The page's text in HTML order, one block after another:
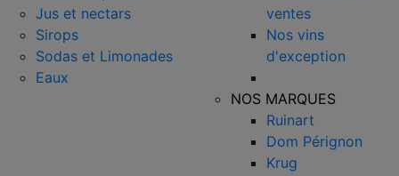
Jus et nectars
Sirops
Sodas et Limonades
Eaux
ventes
Nos vins
d'exception
NOS MARQUES
Ruinart
Dom Pérignon
Krug